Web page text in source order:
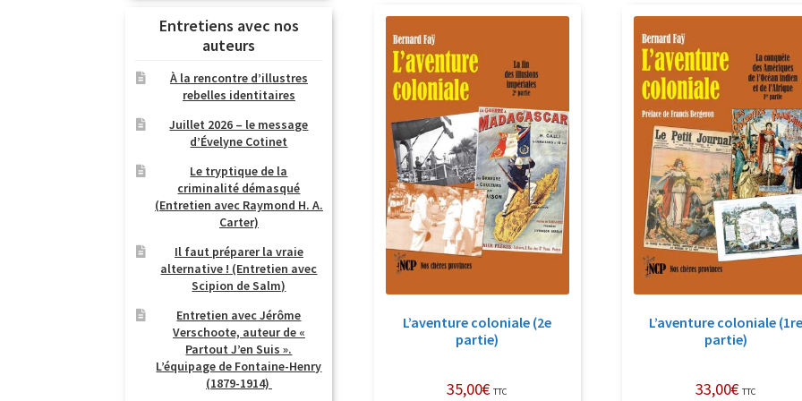
récent
plus
ancien
L’aventure coloniale (2e
partie)
35,00€ TTC
L’aventure coloniale (1re
partie)
33,00€ TTC
Entretiens avec nos
auteurs
À la rencontre d’illustres
rebelles identitaires
Juillet 2026 – le message
d’Évelyne Cotinet
Le tryptique de la
criminalité démasqué
(Entretien avec Raymond H. A.
Carter)
Il faut préparer la vraie
alternative ! (Entretien avec
Scipion de Salm)
Entretien avec Jérôme
Verschoote, auteur de «
Partout J’en Suis ».
L’équipage de Fontaine-Henry
(1879-1914)